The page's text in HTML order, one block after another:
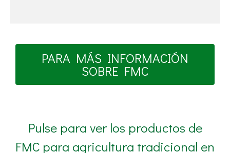
PARA MÁS INFORMACIÓN
SOBRE FMC
Pulse para ver los productos de
FMC para agricultura tradicional en